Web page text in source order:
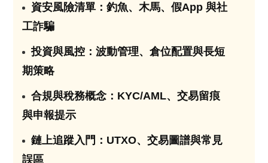
資安風險清單：釣魚、木馬、假App 與社
工詐騙
投資與風控：波動管理、倉位配置與長短
期策略
合規與稅務概念：KYC/AML、交易留痕
與申報提示
鏈上追蹤入門：UTXO、交易圖譜與常見
誤區